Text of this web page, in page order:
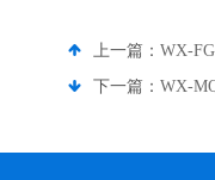
上一篇： WX-
下一篇： WX-